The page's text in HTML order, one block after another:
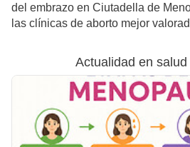
del embrazo en Ciutadella de
las clínicas de aborto mejor
Actualidad en